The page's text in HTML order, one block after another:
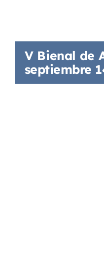
V Bienal de
septiembre